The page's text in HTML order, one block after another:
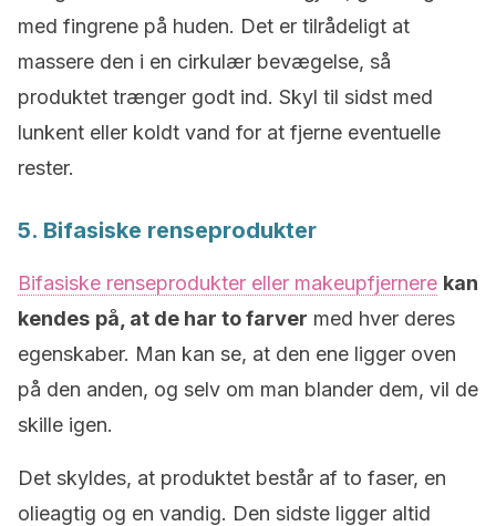
med fingrene på huden. Det er tilrådeligt at
massere den i en cirkulær bevægelse, så
produktet trænger godt ind. Skyl til sidst med
lunkent eller koldt vand for at fjerne eventuelle
rester.
5. Bifasiske renseprodukter
Bifasiske renseprodukter eller makeupfjernere kan
kendes på, at de har to farver med hver deres
egenskaber. Man kan se, at den ene ligger oven
på den anden, og selv om man blander dem, vil de
skille igen.
Det skyldes, at produktet består af to faser, en
olieagtig og en vandig. Den sidste ligger altid